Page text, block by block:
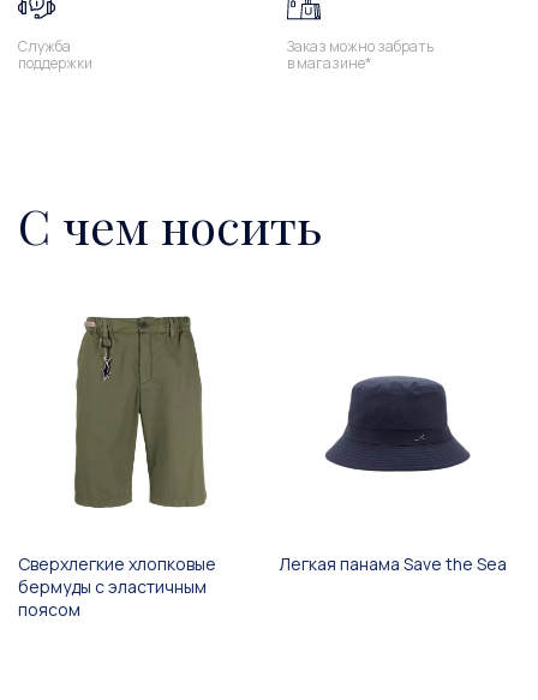
Служба
поддержки
Заказ можно забрать
в магазине*
С чем носить
Сверхлегкие хлопковые
бермуды с эластичным
поясом
Легкая панама Save the Sea